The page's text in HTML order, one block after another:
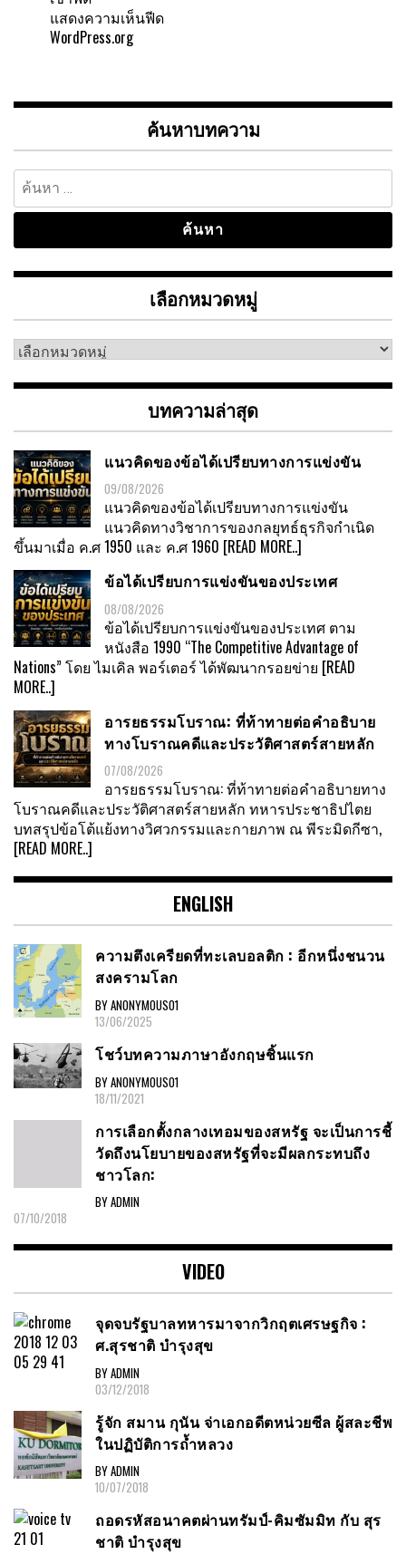
แสดงความเห็นฟีด
WordPress.org
ค้นหาบทความ
ค้นหา
สำหรับ:
เลือกหมวดหมู่
เลือก
หมู่
บทความล่าสุด
แนวคิดของข้อได้เปรียบทางการแข่งขัน
09/08/2026
แนวคิดของข้อได้เปรียบทางการแข่งขัน
แนวคิดทางวิชาการของกลยุทธ์ธุรกิจกำเนิด
ขึ้นมาเมื่อ ค.ศ 1950 และ ค.ศ 1960 [READ MORE..]
ข้อได้เปรียบการแข่งขันของประเทศ
08/08/2026
ข้อได้เปรียบการแข่งขันของประเทศ ตาม
หนังสือ 1990 “The Competitive Advantage of
Nations” โดย ไมเคิล พอร์เตอร์ ได้พัฒนากรอยข่าย [READ
MORE..]
อารยธรรมโบราณ: ที่ท้าทายต่อคำอธิบาย
ทางโบราณคดีและประวัติศาสตร์สายหลัก
07/08/2026
อารยธรรมโบราณ: ที่ท้าทายต่อคำอธิบายทาง
โบราณคดีและประวัติศาสตร์สายหลัก ทหารประชาธิปไตย
บทสรุปข้อโต้แย้งทางวิศวกรรมและกายภาพ ณ พีระมิดกีซา,
[READ MORE..]
ENGLISH
ความตึงเครียดที่ทะเลบอลติก : อีกหนึ่งชนวน
สงครามโลก
BY ANONYMOUS01
13/06/2025
โชว์บทความภาษาอังกฤษชิ้นแรก
BY ANONYMOUS01
18/11/2021
การเลือกตั้งกลางเทอมของสหรัฐ จะเป็นการชี้
วัดถึงนโยบายของสหรัฐที่จะมีผลกระทบถึง
ชาวโลก:
BY ADMIN
07/10/2018
VIDEO
จุดจบรัฐบาลทหารมาจากวิกฤตเศรษฐกิจ :
ศ.สุรชาติ บำรุงสุข
BY ADMIN
03/12/2018
รู้จัก สมาน กุนัน จ่าเอกอดีตหน่วยซีล ผู้สละชีพ
ในปฏิบัติการถ้ำหลวง
BY ADMIN
10/07/2018
ถอดรหัสอนาคตผ่านทรัมป์-คิมซัมมิท กับ สุร
ชาติ บำรุงสุข